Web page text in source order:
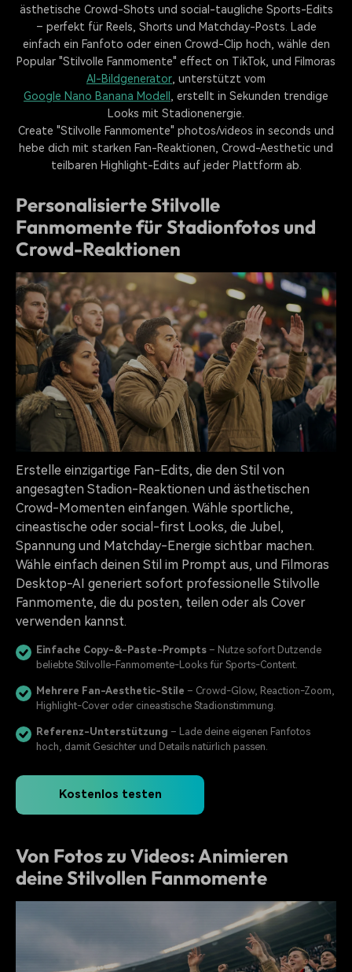
ästhetische Crowd-Shots und social-taugliche Sports-Edits
– perfekt für Reels, Shorts und Matchday-Posts. Lade
einfach ein Fanfoto oder einen Crowd-Clip hoch, wähle den
Popular "Stilvolle Fanmomente" effect on TikTok, und Filmoras
AI-Bildgenerator , unterstützt vom
Google Nano Banana Modell
, erstellt in Sekunden trendige
Looks mit Stadionenergie.
Create "Stilvolle Fanmomente" photos/videos in seconds und
hebe dich mit starken Fan-Reaktionen, Crowd-Aesthetic und
teilbaren Highlight-Edits auf jeder Plattform ab.
Personalisierte Stilvolle
Fanmomente für Stadionfotos und
Crowd-Reaktionen
Erstelle einzigartige Fan-Edits, die den Stil von
angesagten Stadion-Reaktionen und ästhetischen
Crowd-Momenten einfangen. Wähle sportliche,
cineastische oder social-first Looks, die Jubel,
Spannung und Matchday-Energie sichtbar machen.
Wähle einfach deinen Stil im Prompt aus, und Filmoras
Desktop-AI generiert sofort professionelle Stilvolle
Fanmomente, die du posten, teilen oder als Cover
verwenden kannst.
Einfache Copy-&-Paste-Prompts – Nutze sofort Dutzende
beliebte Stilvolle-Fanmomente-Looks für Sports-Content.
Mehrere Fan-Aesthetic-Stile – Crowd-Glow, Reaction-Zoom,
Highlight-Cover oder cineastische Stadionstimmung.
Referenz-Unterstützung – Lade deine eigenen Fanfotos
hoch, damit Gesichter und Details natürlich passen.
Kostenlos testen
Von Fotos zu Videos: Animieren
deine Stilvollen Fanmomente